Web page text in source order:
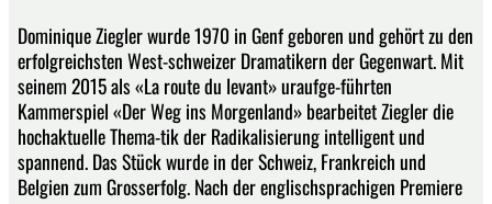
Dominique Ziegler wurde 1970 in Genf geboren und gehört zu den
erfolgreichsten West-schweizer Dramatikern der Gegenwart. Mit
seinem 2015 als «La route du levant» uraufge-führten
Kammerspiel «Der Weg ins Morgenland» bearbeitet Ziegler die
hochaktuelle Thema-tik der Radikalisierung intelligent und
spannend. Das Stück wurde in der Schweiz, Frankreich und
Belgien zum Grosserfolg. Nach der englischsprachigen Premiere